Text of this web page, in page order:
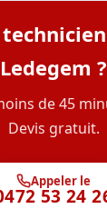
Ledegem ?
de 45
Devis gratuit.
Appeler le
53 24